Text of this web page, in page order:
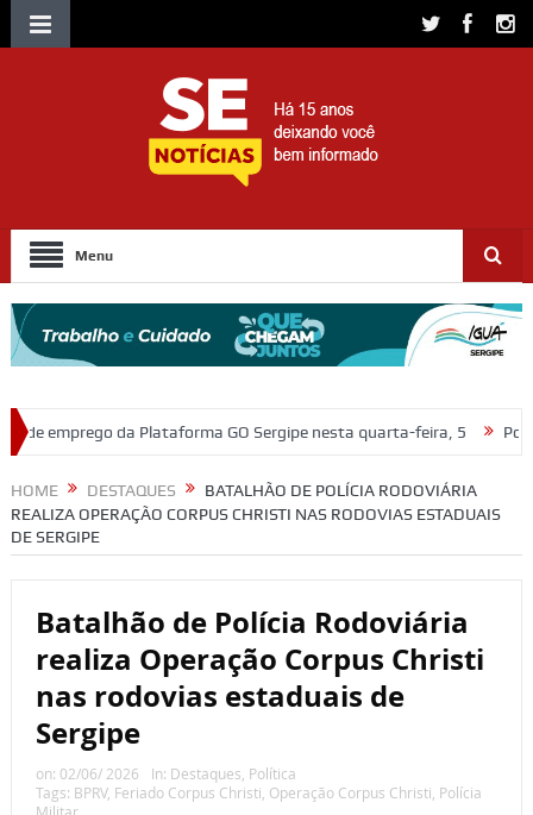
Menu
GO Sergipe nesta quarta-feira, 5 Polícia Civil prende em
HOME DESTAQUES
BATALHÃO DE POLÍCIA RODOVIÁRIA
REALIZA OPERAÇÃO CORPUS CHRISTI NAS RODOVIAS ESTADUAIS
DE SERGIPE
Batalhão de Polícia Rodoviária
realiza Operação Corpus Christi
nas rodovias estaduais de
Sergipe
on: 02/06/ 2026 In: Destaques, Política
Tags: BPRV, Feriado Corpus Christi, Operação Corpus Christi, Polícia